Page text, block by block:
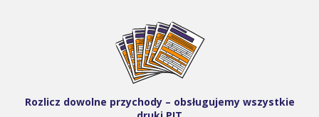
Rozlicz dowolne przychody – obsługujemy wszystkie